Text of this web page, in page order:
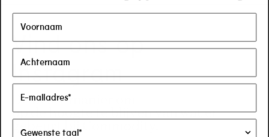
Vind ons op
Instagram
De beste manier om
op de hoogte te blijven van wat er
gebeurt bij Commodity.